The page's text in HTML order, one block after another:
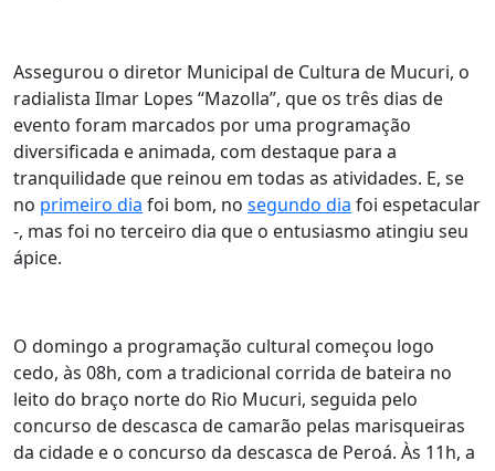
Assegurou o diretor Municipal de Cultura de Mucuri, o
radialista Ilmar Lopes “Mazolla”, que os três dias de
evento foram marcados por uma programação
diversificada e animada, com destaque para a
tranquilidade que reinou em todas as atividades. E, se
no primeiro dia foi bom, no segundo dia foi espetacular
-, mas foi no terceiro dia que o entusiasmo atingiu seu
ápice.
O domingo a programação cultural começou logo
cedo, às 08h, com a tradicional corrida de bateira no
leito do braço norte do Rio Mucuri, seguida pelo
concurso de descasca de camarão pelas marisqueiras
da cidade e o concurso da descasca de Peroá. Às 11h, a